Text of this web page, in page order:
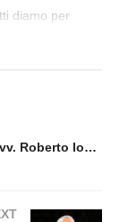
diamo per
Vota ci
i libri di
autori/_davide-
NESSUNA CORRELAZIONE. Avv. Roberto Ionta. Fuori dal Virus n.264